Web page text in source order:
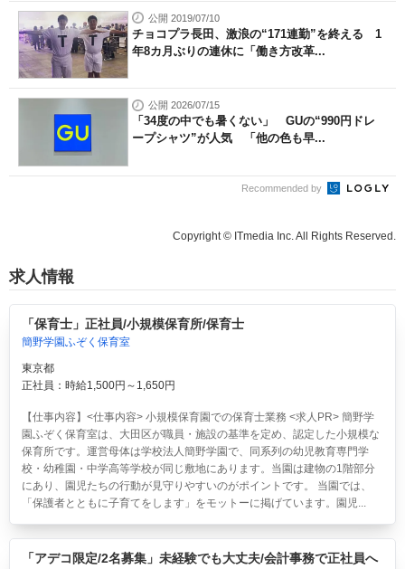
公開 2019/07/10
チョコプラ長田、激浪の“171連勤”を終える 1
年8カ月ぶりの連休に「働き方改革...
公開 2026/07/15
「34度の中でも暑くない」 GUの“990円ドレ
ープシャツ”が人気 「他の色も早...
Recommended by
Copyright © ITmedia Inc. All Rights Reserved.
求人情報
「保育士」正社員/小規模保育所/保育士
簡野学園ふぞく保育室
東京都
正社員：時給1,500円～1,650円
【仕事内容】<仕事内容> 小規模保育園での保育士業務 <求人PR> 簡野学
園ふぞく保育室は、大田区が職員・施設の基準を定め、認定した小規模な
保育所です。運営母体は学校法人簡野学園で、同系列の幼児教育専門学
校・幼稚園・中学高等学校が同じ敷地にあります。当園は建物の1階部分
にあり、園児たちの行動が見守りやすいのがポイントです。 当園では、
「保護者とともに子育てをします」をモットーに掲げています。園児...
「アデコ限定/2名募集」未経験でも大丈夫/会計事務で正社員へ